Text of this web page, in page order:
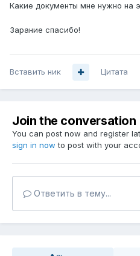
Какие документы мне нужно на
Зарание спасибо!
Вставить ник Цитата
Join the conversation
You can post now and register
sign in now to post with your
Ответить в тему...